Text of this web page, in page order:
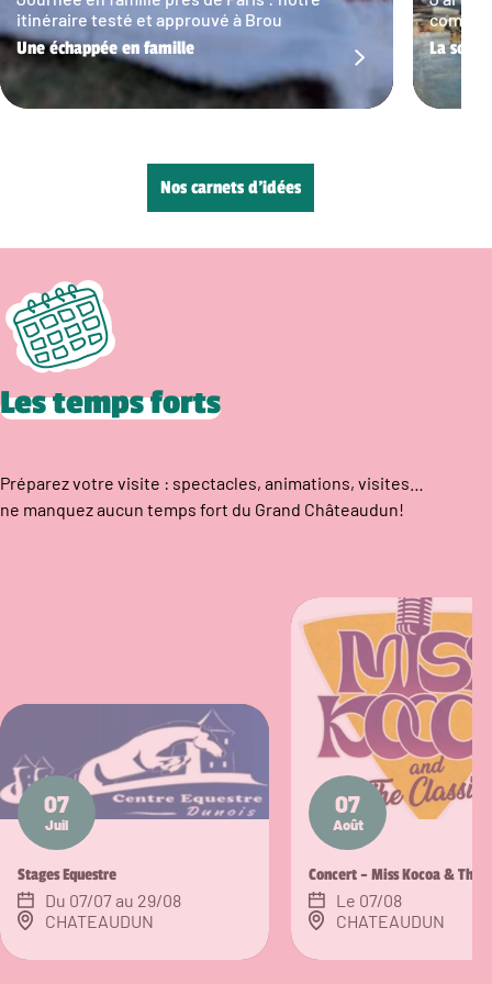
itinéraire testé et approuvé à Brou
Une échappée en famille La
Nos carnets d’idées
Les temps forts
Préparez votre visite : spectacles, animations, visites…
ne manquez aucun temps fort du Grand Châteaudun!
07
Juil
Stages Equestre
Du 07/07 au 29/08
CHATEAUDUN
07
Août
Concert – Miss Kocoa & The
Le 07/08
CHATEAUDUN